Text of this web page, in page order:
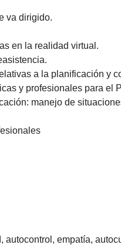
va dirigido.
en la realidad virtual.
a la planificación y
y profesionales para el
manejo de
autocontrol, empatía,